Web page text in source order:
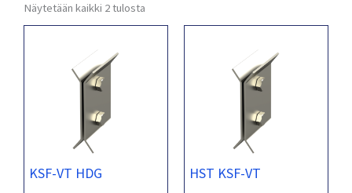
Yhteystiedot
Näytetään kaikki 2 tulosta
KSF-VT HDG HST KSF-VT